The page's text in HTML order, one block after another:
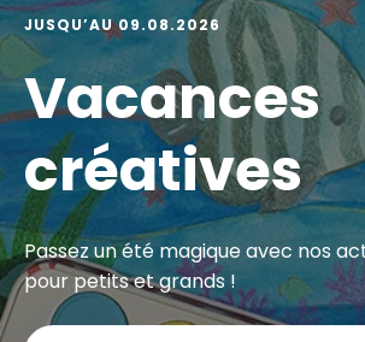
JUSQU’AU 09.08.2026
Vacances
créatives
Passez un été magique avec nos
pour petits et grands !